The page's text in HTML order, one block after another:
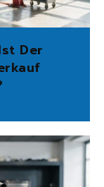
Der